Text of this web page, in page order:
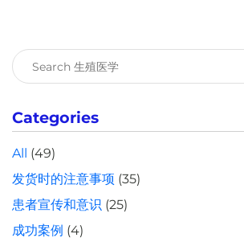
搜
索：
Categories
All (49)
发货时的注意事项 (35)
患者宣传和意识 (25)
成功案例 (4)